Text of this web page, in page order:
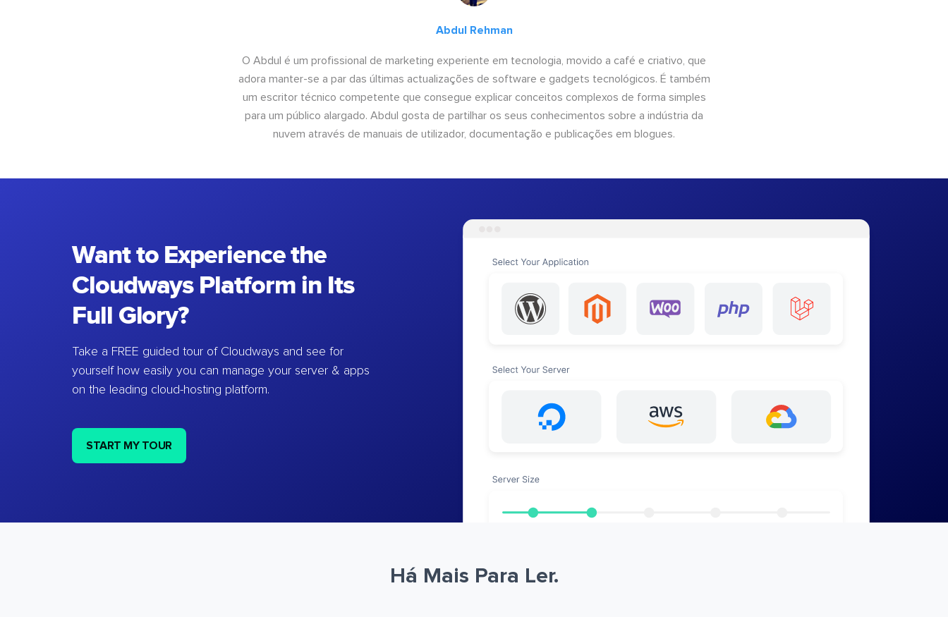
Abdul Rehman
O Abdul é um profissional de marketing experiente em tecnologia, movido a café e criativo, que
adora manter-se a par das últimas actualizações de software e gadgets tecnológicos. É também
um escritor técnico competente que consegue explicar conceitos complexos de forma simples
para um público alargado. Abdul gosta de partilhar os seus conhecimentos sobre a indústria da
nuvem através de manuais de utilizador, documentação e publicações em blogues.
Want to Experience the
Cloudways Platform in Its
Full Glory?
Take a FREE guided tour of Cloudways and see for
yourself how easily you can manage your server & apps
on the leading cloud-hosting platform.
START MY TOUR
Há Mais Para Ler.